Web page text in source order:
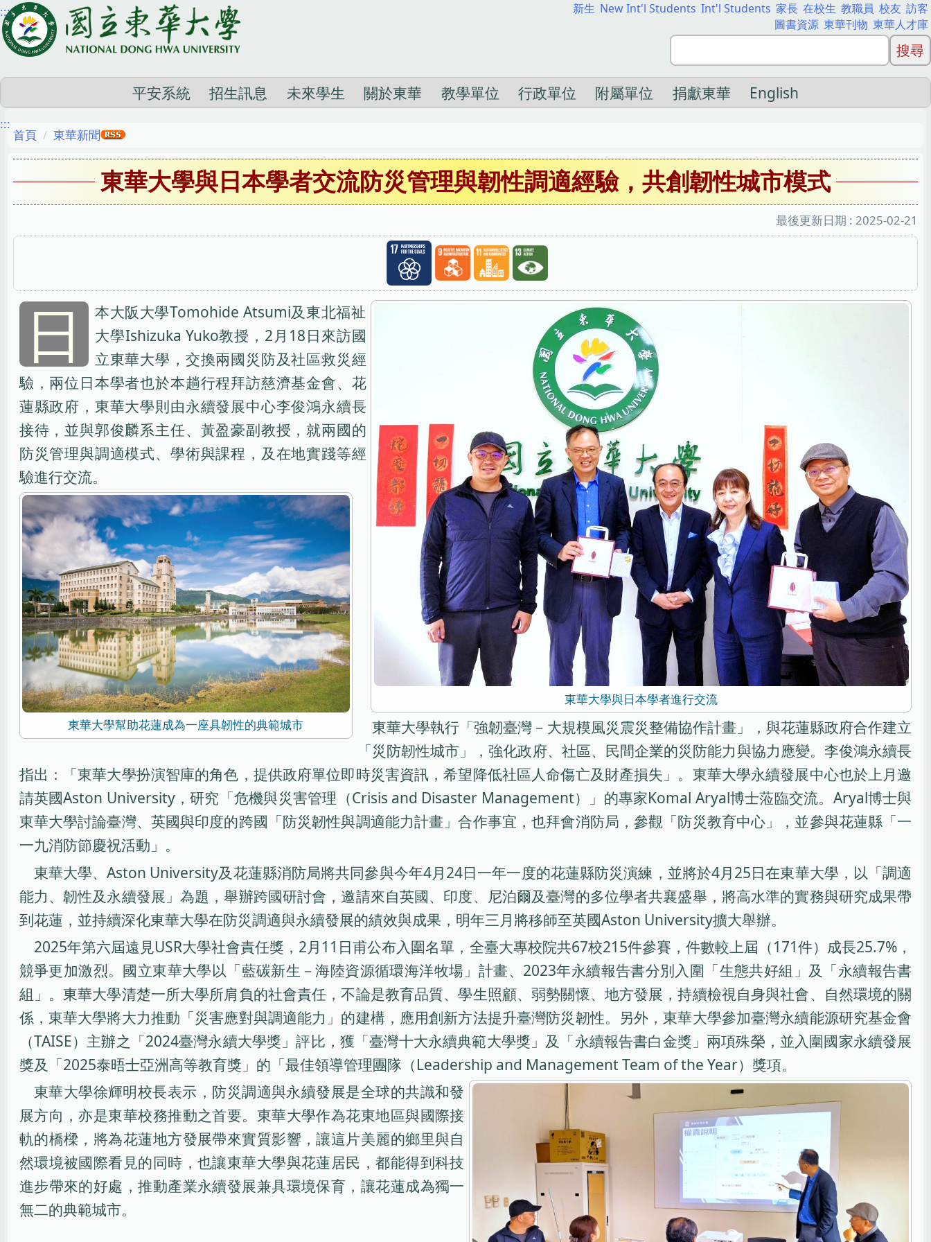
跳
到
主
容
區
::: 新生 New Int'l Students Int'l Students 家長 在校生 教職員 校友 訪客
圖書資源 東華刊物 東華人才庫
平安系統 招生訊息 未來學生 關於東華 教學單位 行政單位 附屬單位 捐獻東華 English
:::
首頁 東華新聞
東華大學與日本學者交流防災管理與韌性調適經驗，共創韌性城市模式
最後更新日期 : 2025-02-21
東華大學與日本學者進行交流
日
本大阪大學Tomohide Atsumi及東北福祉
大學Ishizuka Yuko教授，2月18日來訪國
立東華大學，交換兩國災防及社區救災經
驗，兩位日本學者也於本趟行程拜訪慈濟基金會、花
蓮縣政府，東華大學則由永續發展中心李俊鴻永續長
接待，並與郭俊麟系主任、黃盈豪副教授，就兩國的
防災管理與調適模式、學術與課程，及在地實踐等經
驗進行交流。
東華大學幫助花蓮成為一座具韌性的典範城市
東華大學執行「強韌臺灣－大規模風災震災整備協作計畫」，與花蓮縣政府合作建立
「災防韌性城市」，強化政府、社區、民間企業的災防能力與協力應變。李俊鴻永續長
指出：「東華大學扮演智庫的角色，提供政府單位即時災害資訊，希望降低社區人命傷亡及財產損失」。東華大學永續發展中心也於上月邀
請英國Aston University，研究「危機與災害管理（Crisis and Disaster Management）」的專家Komal Aryal博士蒞臨交流。Aryal博士與
東華大學討論臺灣、英國與印度的跨國「防災韌性與調適能力計畫」合作事宜，也拜會消防局，參觀「防災教育中心」，並參與花蓮縣「一
一九消防節慶祝活動」。
東華大學、Aston University及花蓮縣消防局將共同參與今年4月24日一年一度的花蓮縣防災演練，並將於4月25日在東華大學，以「調適
能力、韌性及永續發展」為題，舉辦跨國研討會，邀請來自英國、印度、尼泊爾及臺灣的多位學者共襄盛舉，將高水準的實務與研究成果帶
到花蓮，並持續深化東華大學在防災調適與永續發展的績效與成果，明年三月將移師至英國Aston University擴大舉辦。
2025年第六屆遠見USR大學社會責任獎，2月11日甫公布入圍名單，全臺大專校院共67校215件參賽，件數較上屆（171件）成長25.7%，
競爭更加激烈。國立東華大學以「藍碳新生－海陸資源循環海洋牧場」計畫、2023年永續報告書分別入圍「生態共好組」及「永續報告書
組」。東華大學清楚一所大學所肩負的社會責任，不論是教育品質、學生照顧、弱勢關懷、地方發展，持續檢視自身與社會、自然環境的關
係，東華大學將大力推動「災害應對與調適能力」的建構，應用創新方法提升臺灣防災韌性。另外，東華大學參加臺灣永續能源研究基金會
（TAISE）主辦之「2024臺灣永續大學獎」評比，獲「臺灣十大永續典範大學獎」及「永續報告書白金獎」兩項殊榮，並入圍國家永續發展
獎及「2025泰晤士亞洲高等教育獎」的「最佳領導管理團隊（Leadership and Management Team of the Year）獎項。
東華大學徐輝明校長表示，防災調適與永續發展是全球的共識和發
展方向，亦是東華校務推動之首要。東華大學作為花東地區與國際接
軌的橋樑，將為花蓮地方發展帶來實質影響，讓這片美麗的鄉里與自
然環境被國際看見的同時，也讓東華大學與花蓮居民，都能得到科技
進步帶來的好處，推動產業永續發展兼具環境保育，讓花蓮成為獨一
無二的典範城市。